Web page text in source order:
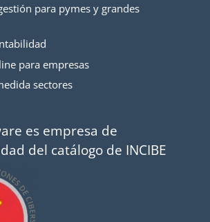
para pymes y grandes
para empresas
sectores
es empresa de
del catálogo de INCIBE